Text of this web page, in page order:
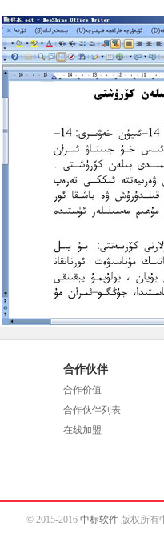
合作伙伴
合作价值
合作伙伴列表
在线加盟
© 2015-2016 中标软件版权所有